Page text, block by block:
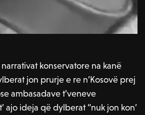
konservatore na kanë
jon prurje e re n’Kosovë prej
ambasadave t’veneve
ajo ideja që dylberat “nuk jon kon’